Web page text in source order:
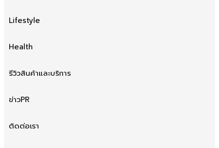
Lifestyle
Health
รีวิวสินค้าและบริการ
ข่าวPR
ติดต่อเรา